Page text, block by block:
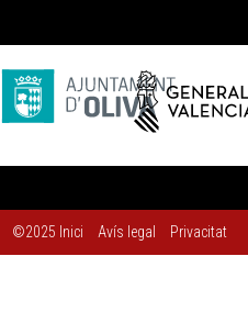
©2025 Inici Avís legal Privacitat